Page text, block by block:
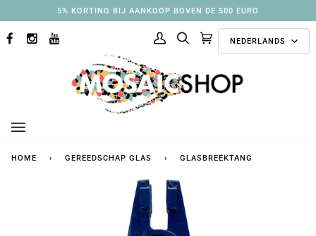
naar
inhoud
5% KORTING BIJ AANKOOP BOVEN DE 500 EURO
FACEBOOKINSTAGRAM
YOUTUBE
Mijn
Zoek
AanbevolenTaal
NEDERLANDS
HOME › GEREEDSCHAP GLAS › GLASBREEKTANG